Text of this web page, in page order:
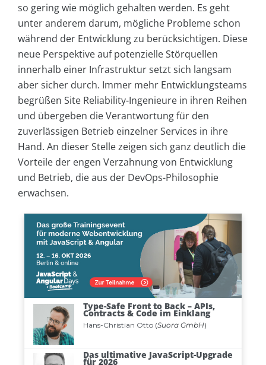
so gering wie möglich gehalten werden. Es geht
unter anderem darum, mögliche Probleme schon
während der Entwicklung zu berücksichtigen. Diese
neue Perspektive auf potenzielle Störquellen
innerhalb einer Infrastruktur setzt sich langsam
aber sicher durch. Immer mehr Entwicklungsteams
begrüßen Site Reliability-Ingenieure in ihren Reihen
und übergeben die Verantwortung für den
zuverlässigen Betrieb einzelner Services in ihre
Hand. An dieser Stelle zeigen sich ganz deutlich die
Vorteile der engen Verzahnung von Entwicklung
und Betrieb, die aus der DevOps-Philosophie
erwachsen.